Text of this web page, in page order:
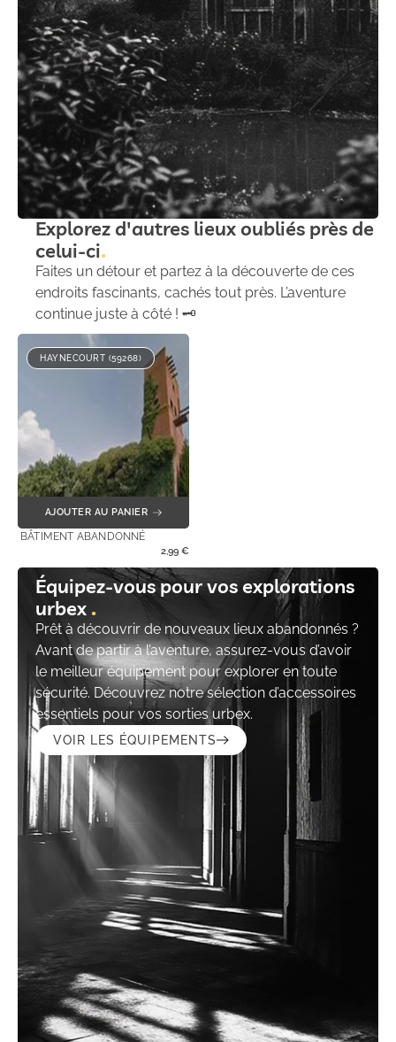
Explorez d'autres lieux oubliés près de
celui-ci
Faites un détour et partez à la découverte de ces
endroits fascinants, cachés tout près. L’aventure
continue juste à côté ! 🗝️
HAYNECOURT (59268)
AJOUTER AU PANIER
BÂTIMENT ABANDONNÉ
2,99 €
Équipez-vous pour vos explorations
urbex
Prêt à découvrir de nouveaux lieux abandonnés ?
Avant de partir à l’aventure, assurez-vous d’avoir
le meilleur équipement pour explorer en toute
sécurité. Découvrez notre sélection d’accessoires
essentiels pour vos sorties urbex.
VOIR LES ÉQUIPEMENTS